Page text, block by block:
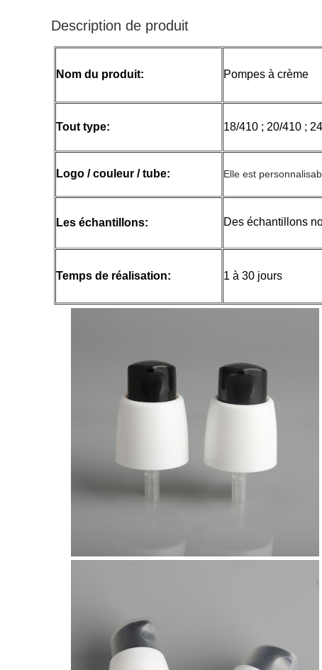
Description de produit
Nom du produit: Pompes à crème
Tout type: 18/410 ; 20/410 ;
Logo / couleur / tube: Elle est
Les échantillons: Des échantillons
Temps de réalisation: 1 à 30 jours